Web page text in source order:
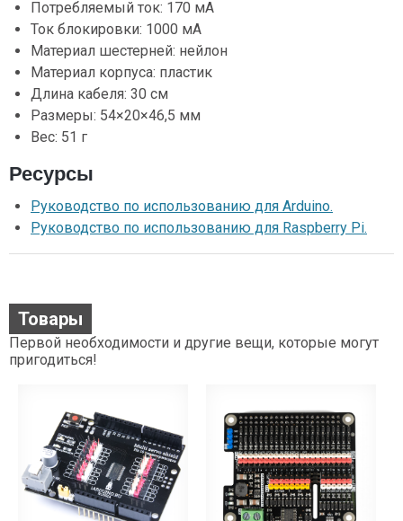
Потребляемый ток: 170 мА
Ток блокировки: 1000 мА
Материал шестерней: нейлон
Материал корпуса: пластик
Длина кабеля: 30 см
Размеры: 54×20×46,5 мм
Вес: 51 г
Ресурсы
Руководство по использованию для Arduino.
Руководство по использованию для Raspberry Pi.
Товары
Первой необходимости и другие вещи, которые могут
пригодиться!